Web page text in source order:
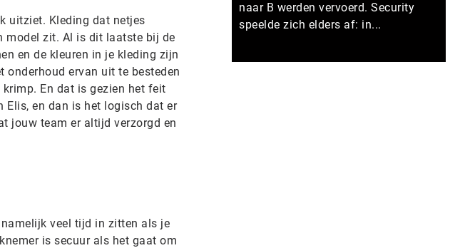
uitziet. Kleding dat netjes
model zit. Al is dit laatste bij de
en de kleuren in je kleding zijn
ervan uit te besteden
En dat is gezien het feit
Elis, en dan is het logisch dat er
jouw team er altijd verzorgd en
veel tijd in zitten als je
is secuur als het gaat om
naar B werden vervoerd. Security
speelde zich elders af: in...